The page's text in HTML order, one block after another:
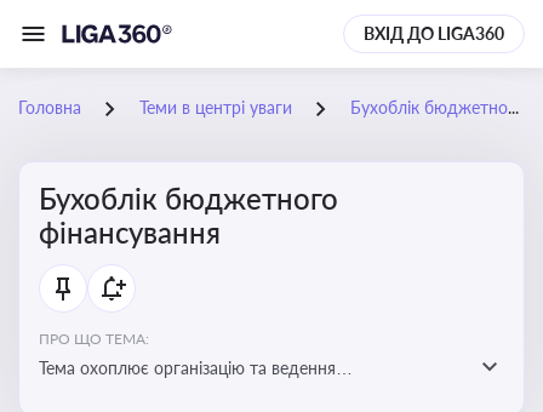
ВХІД ДО LIGA360
Головна Теми в центрі уваги Бухоблік бюджетного фінансування
Бухоблік бюджетного
фінансування
ПРО ЩО ТЕМА:
Тема охоплює організацію та ведення